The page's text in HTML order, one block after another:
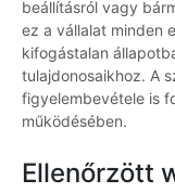
beállításról vagy
ez a vállalat minden
kifogástalan
tulajdonosaikhoz. A
figyelembevétele is
működésében.
Ellenőrzött